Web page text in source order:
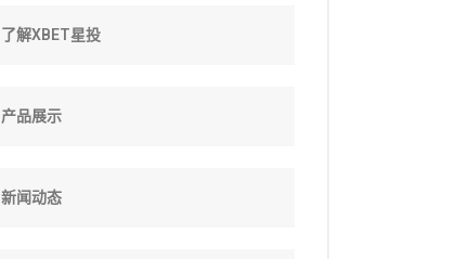
了解XBET星投
产品展示
新闻动态